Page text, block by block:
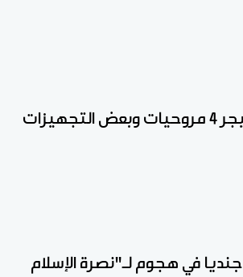
الجزائر تمنح النيجر 4 مروحيات وبعض التجهيزات
مالي: مقتل 12 جنديا في هجوم لـ"نصرة الإسلام